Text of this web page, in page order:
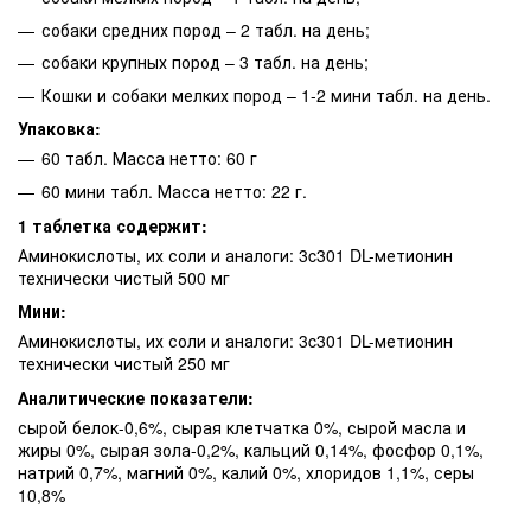
собаки средних пород – 2 табл. на день;
собаки крупных пород – 3 табл. на день;
Кошки и собаки мелких пород – 1-2 мини табл. на день.
Упаковка:
60 табл. Масса нетто: 60 г
60 мини табл. Масса нетто: 22 г.
1 таблетка содержит:
Аминокислоты, их соли и аналоги: 3c301 DL-метионин
технически чистый 500 мг
Мини:
Аминокислоты, их соли и аналоги: 3c301 DL-метионин
технически чистый 250 мг
Аналитические показатели:
сырой белок-0,6%, сырая клетчатка 0%, сырой масла и
жиры 0%, сырая зола-0,2%, кальций 0,14%, фосфор 0,1%,
натрий 0,7%, магний 0%, калий 0%, хлоридов 1,1%, серы
10,8%